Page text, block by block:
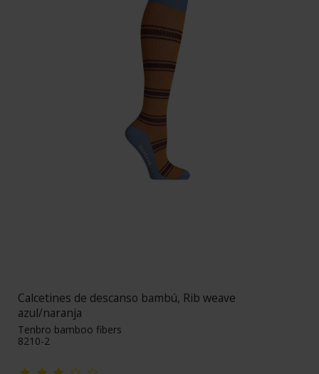
Calcetines de descanso bambú, Rib weave
azul/naranja
Tenbro bamboo fibers
8210-2